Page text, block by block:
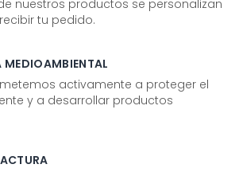
nuestros productos se personalizan
tu pedido.
activamente a proteger el
y a desarrollar productos